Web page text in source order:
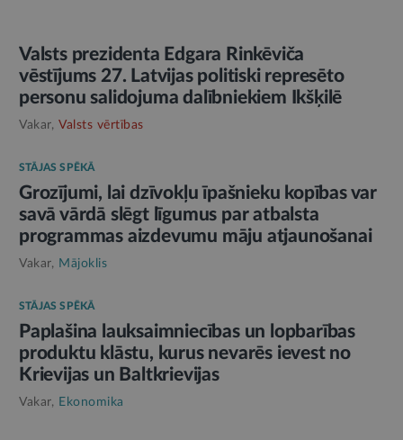
Valsts prezidenta Edgara Rinkēviča
vēstījums 27. Latvijas politiski represēto
personu salidojuma dalībniekiem Ikšķilē
Vakar, Valsts vērtības
STĀJAS SPĒKĀ
Grozījumi, lai dzīvokļu īpašnieku kopības var
savā vārdā slēgt līgumus par atbalsta
programmas aizdevumu māju atjaunošanai
Vakar, Mājoklis
STĀJAS SPĒKĀ
Paplašina lauksaimniecības un lopbarības
produktu klāstu, kurus nevarēs ievest no
Krievijas un Baltkrievijas
Vakar, Ekonomika